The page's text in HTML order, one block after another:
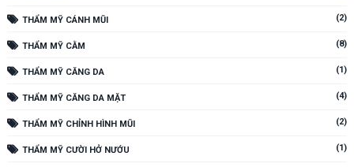
THẨM MỸ CÁNH MŨI (2)
THẨM MỸ CẰM (8)
THẨM MỸ CĂNG DA (1)
THẨM MỸ CĂNG DA MẶT (4)
THẨM MỸ CHỈNH HÌNH MŨI (2)
THẨM MỸ CƯỜI HỞ NƯỚU (1)